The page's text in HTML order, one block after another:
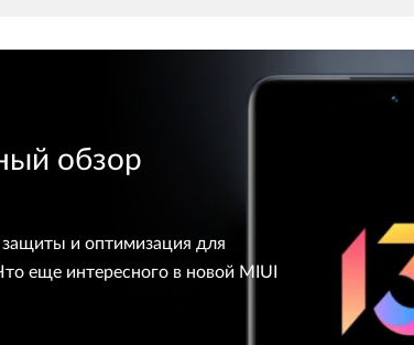
обзор
и оптимизация для
еще интересного в новой MIUI